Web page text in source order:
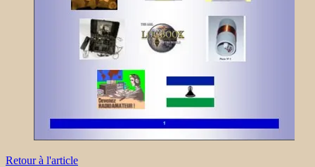
Retour à l'article